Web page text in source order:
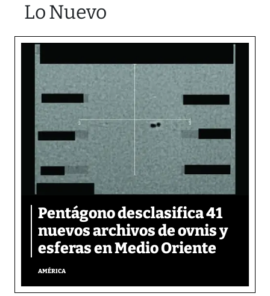
Lo Nuevo
Pentágono desclasifica 41
nuevos archivos de ovnis y
esferas en Medio Oriente
AMÉRICA